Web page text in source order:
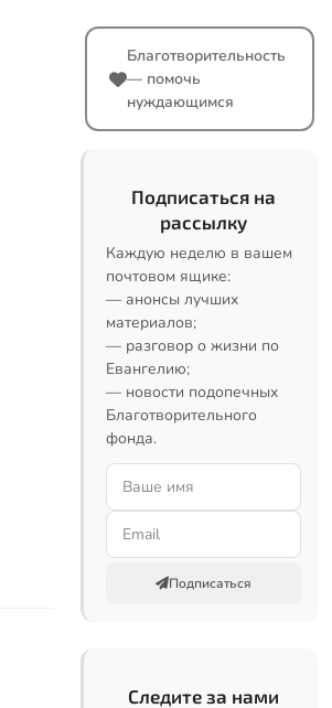
Благотворительность
— помочь
нуждающимся
Подписаться на
рассылку
Каждую неделю в вашем
почтовом ящике:
— анонсы лучших
материалов;
— разговор о жизни по
Евангелию;
— новости подопечных
Благотворительного
фонда.
Подписаться
Следите за нами